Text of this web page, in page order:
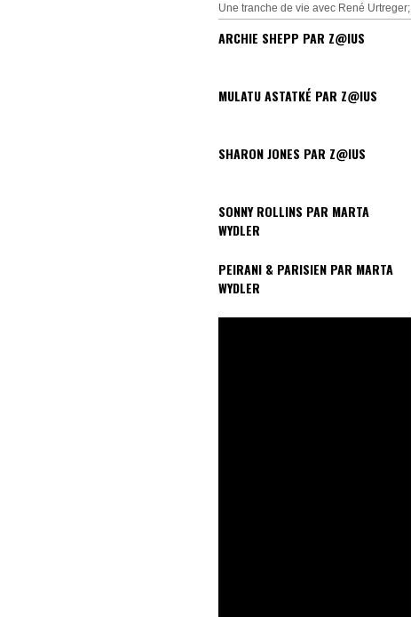
Une tranche de vie avec René Urtreger;
ARCHIE SHEPP PAR Z@IUS
MULATU ASTATKÉ PAR Z@IUS
SHARON JONES PAR Z@IUS
SONNY ROLLINS PAR MARTA
WYDLER
PEIRANI & PARISIEN PAR MARTA
WYDLER